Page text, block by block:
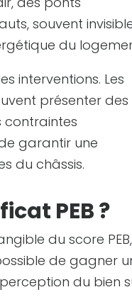
souvent
du
interventions. Les
présenter des
contraintes
garantir une
du châssis.
PEB ?
du score
de gagner
du bien